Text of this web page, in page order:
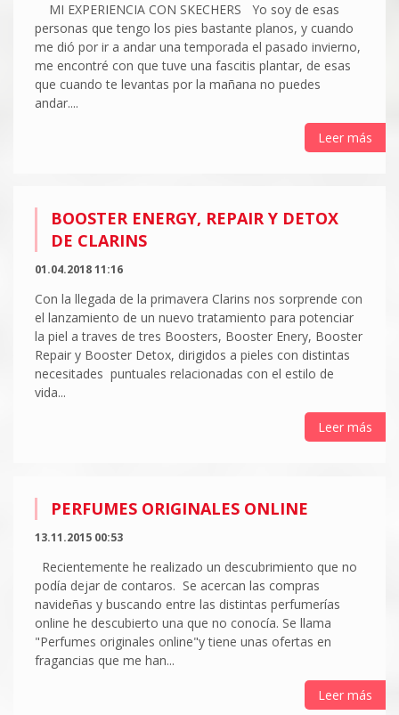
MI EXPERIENCIA CON SKECHERS Yo soy de esas
personas que tengo los pies bastante planos, y cuando
me dió por ir a andar una temporada el pasado invierno,
me encontré con que tuve una fascitis plantar, de esas
que cuando te levantas por la mañana no puedes
andar....
Leer más
BOOSTER ENERGY, REPAIR Y DETOX
DE CLARINS
01.04.2018 11:16
Con la llegada de la primavera Clarins nos sorprende con
el lanzamiento de un nuevo tratamiento para potenciar
la piel a traves de tres Boosters, Booster Enery, Booster
Repair y Booster Detox, dirigidos a pieles con distintas
necesitades puntuales relacionadas con el estilo de
vida...
Leer más
PERFUMES ORIGINALES ONLINE
13.11.2015 00:53
Recientemente he realizado un descubrimiento que no
podía dejar de contaros. Se acercan las compras
navideñas y buscando entre las distintas perfumerías
online he descubierto una que no conocía. Se llama
"Perfumes originales online"y tiene unas ofertas en
fragancias que me han...
Leer más